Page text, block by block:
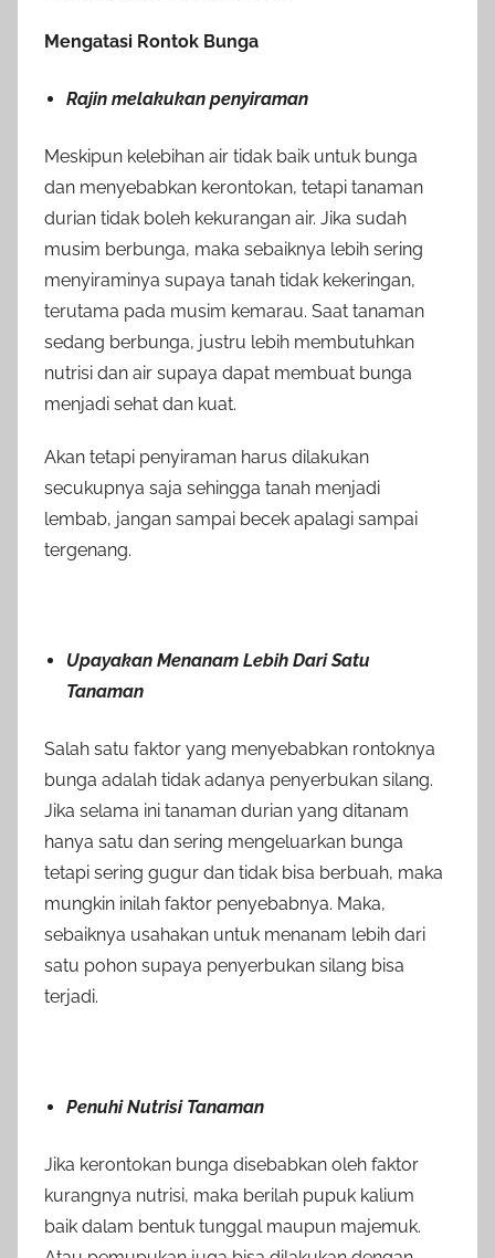
Mengatasi Rontok Bunga
Rajin melakukan penyiraman
Meskipun kelebihan air tidak baik untuk bunga
dan menyebabkan kerontokan, tetapi tanaman
durian tidak boleh kekurangan air. Jika sudah
musim berbunga, maka sebaiknya lebih sering
menyiraminya supaya tanah tidak kekeringan,
terutama pada musim kemarau. Saat tanaman
sedang berbunga, justru lebih membutuhkan
nutrisi dan air supaya dapat membuat bunga
menjadi sehat dan kuat.
Akan tetapi penyiraman harus dilakukan
secukupnya saja sehingga tanah menjadi
lembab, jangan sampai becek apalagi sampai
tergenang.
Upayakan Menanam Lebih Dari Satu
Tanaman
Salah satu faktor yang menyebabkan rontoknya
bunga adalah tidak adanya penyerbukan silang.
Jika selama ini tanaman durian yang ditanam
hanya satu dan sering mengeluarkan bunga
tetapi sering gugur dan tidak bisa berbuah, maka
mungkin inilah faktor penyebabnya. Maka,
sebaiknya usahakan untuk menanam lebih dari
satu pohon supaya penyerbukan silang bisa
terjadi.
Penuhi Nutrisi Tanaman
Jika kerontokan bunga disebabkan oleh faktor
kurangnya nutrisi, maka berilah pupuk kalium
baik dalam bentuk tunggal maupun majemuk.